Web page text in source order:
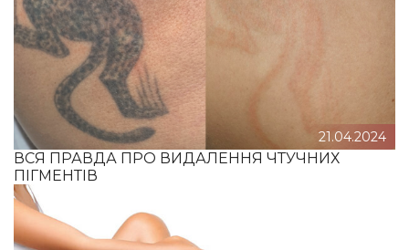
21.04.2024
ВСЯ ПРАВДА ПРО ВИДАЛЕННЯ ЧТУЧНИХ
ПІГМЕНТІВ